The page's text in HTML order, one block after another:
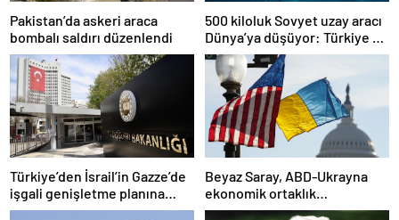
Pakistan’da askeri araca
bombalı saldırı düzenlendi
500 kiloluk Sovyet uzay aracı
Dünya’ya düşüyor: Türkiye de
risk altında
Türkiye’den İsrail’in Gazze’de
işgali genişletme planına
tepki
Beyaz Saray, ABD-Ukrayna
ekonomik ortaklık
anlaşmasının detaylarını